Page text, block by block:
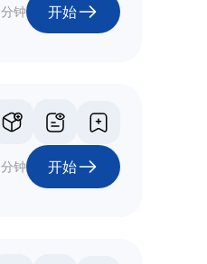
分钟 开始
分钟 开始